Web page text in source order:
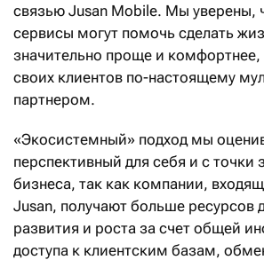
связью Jusan Mobile. Мы уверены,
сервисы могут помочь сделать
значительно проще и комфортнее,
своих клиентов по-настоящему
партнером.
«Экосистемный» подход мы
перспективный для себя и с точки
бизнеса, так как компании,
Jusan, получают больше ресурсов
развития и роста за счет общей
доступа к клиентским базам,